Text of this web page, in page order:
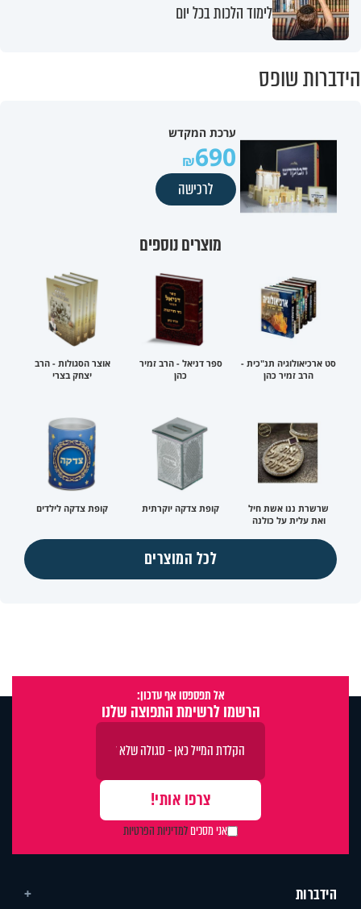
לימוד הלכות בכל יום
הידברות שופס
ערכת המקדש
690
לרכישה
מוצרים נוספים
סט ארכיאולוגיה תנ"כית -
הרב זמיר כהן
ספר דניאל - הרב זמיר
כהן
אוצר הסגולות - הרב
יצחק בצרי
שרשרת ננו אשת חיל
ואת עלית על כולנה
קופת צדקה יוקרתית קופת צדקה לילדים
לכל המוצרים
אל תפספסו אף עדכון:
הרשמו לרשימת התפוצה שלנו
אני מסכיםלמדיניות הפרטיות
הידברות